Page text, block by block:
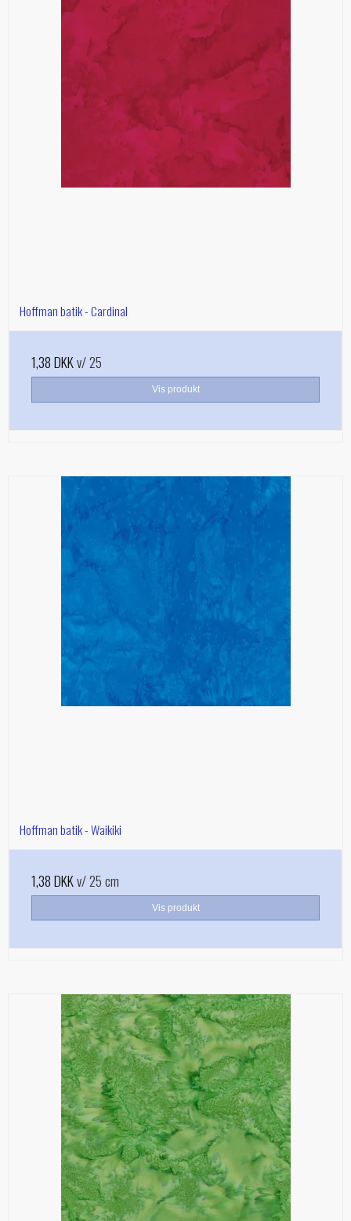
Hoffman batik - Cardinal
1,38 DKKv/ 25
Vis produkt
Hoffman batik - Waikiki
1,38 DKKv/ 25 cm
Vis produkt